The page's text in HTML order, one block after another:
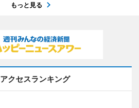
もっと見る
アクセスランキング